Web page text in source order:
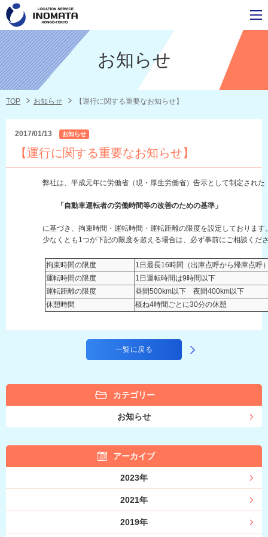
お知らせ
TOP お知らせ 【運行に関する重要なお知らせ】
2017/01/13 お知らせ
【運行に関する重要なお知らせ】
弊社は、平成元年に労働省（現・厚生労働省）告示として制定された
「自動車運転者の労働時間等の改善のための基準」
に基づき、拘束時間・運転時間・運転距離の限度を設定しております
少なくとも1つが下記の限度を超える場合は、必ず事前にご相談くだ
拘束時間の限度
1日最長16時間（出庫点呼から帰庫点呼
運転時間の限度
1日運転時間は9時間以下
運転距離の限度
昼間500km以下 夜間400km以下
休憩時間
概ね4時間ごとに30分の休憩
一覧に戻る
カテゴリー
お知らせ
アーカイブ
2023年
2021年
2019年